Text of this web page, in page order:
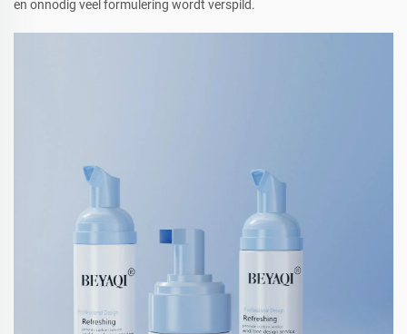
en onnodig veel formulering wordt verspild.